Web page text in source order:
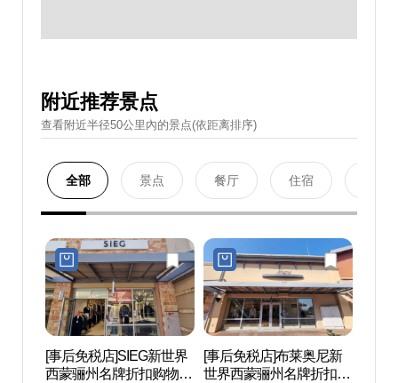
附近推荐景点
查看附近半径50公里內的景点(依距离排序)
全部 景点 餐厅 住宿
[事后免税店]SIEG新世界
西蒙骊州名牌折扣购物中
[事后免税店]布莱奥尼新
世界西蒙骊州名牌折扣购